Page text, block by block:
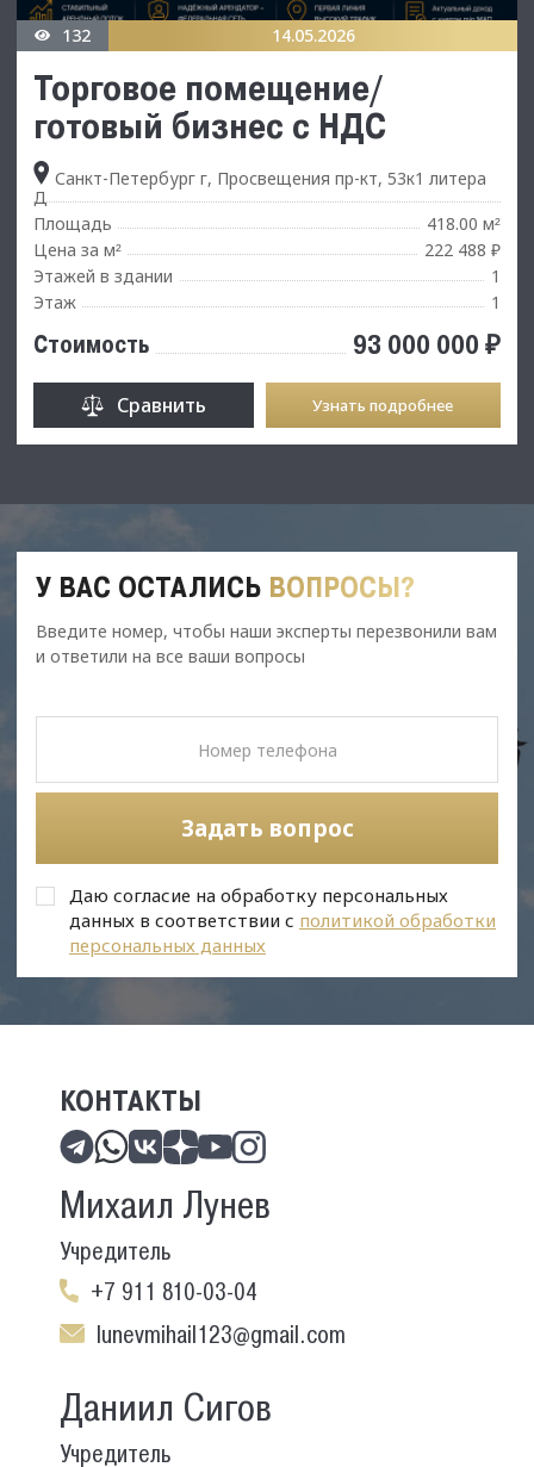
132 14.05.2026
Торговое помещение/
готовый бизнес с НДС
Санкт-Петербург г, Просвещения пр-кт, 53к1 литера
Д
Площадь
418.00 м²
Цена за м²
222 488 ₽
Этажей в здании
1
Этаж
1
Стоимость 93 000 000 ₽
Сравнить Узнать подробнее
У ВАС ОСТАЛИСЬ ВОПРОСЫ?
Введите номер, чтобы наши эксперты перезвонили вам
и ответили на все ваши вопросы
Задать вопрос
Даю согласие на обработку персональных
данных в соответствии с политикой обработки
персональных данных
КОНТАКТЫ
Михаил Лунев
Учредитель
+7 911 810-03-04
lunevmihail123@gmail.com
Даниил Сигов
Учредитель